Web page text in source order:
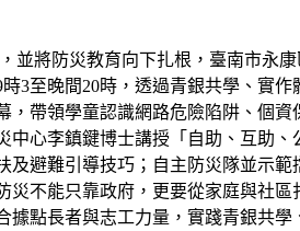
並將防災教育向下扎根，臺南市
3至晚間20時，透過青銀共學、實
帶領學童認識網路危險陷阱、個
心李鎮鍵博士講授「自助、互助
避難引導技巧；自主防災隊並示
不能只靠政府，更要從家庭與社
點長者與志工力量，實踐青銀共